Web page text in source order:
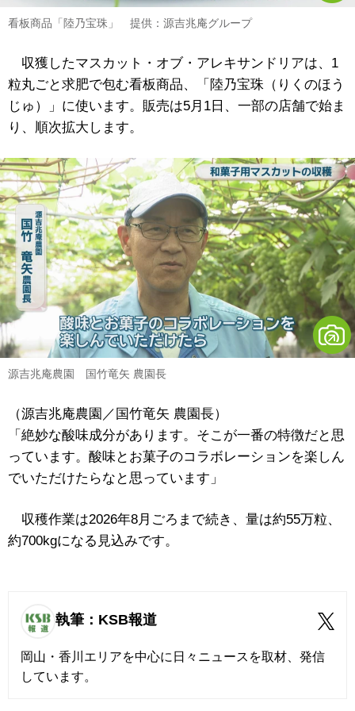
看板商品「陸乃宝珠」 提供：源吉兆庵グループ
収獲したマスカット・オブ・アレキサンドリアは、1
粒丸ごと求肥で包む看板商品、「陸乃宝珠（りくのほう
じゅ）」に使います。販売は5月1日、一部の店舗で始ま
り、順次拡大します。
源吉兆庵農園 国竹竜矢 農園長
（源吉兆庵農園／国竹竜矢 農園長）
「絶妙な酸味成分があります。そこが一番の特徴だと思
っています。酸味とお菓子のコラボレーションを楽しん
でいただけたらなと思っています」
収穫作業は2026年8月ごろまで続き、量は約55万粒、
約700kgになる見込みです。
執筆：KSB報道
岡山・香川エリアを中心に日々ニュースを取材、発信
しています。